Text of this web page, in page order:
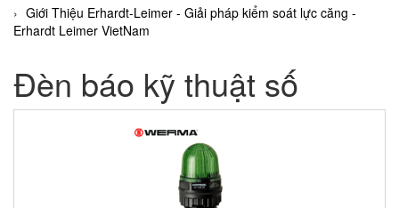
Giới Thiệu Erhardt-Leimer - Giải pháp kiểm soát lực căng -
Erhardt Leimer VietNam
Đèn báo kỹ thuật số